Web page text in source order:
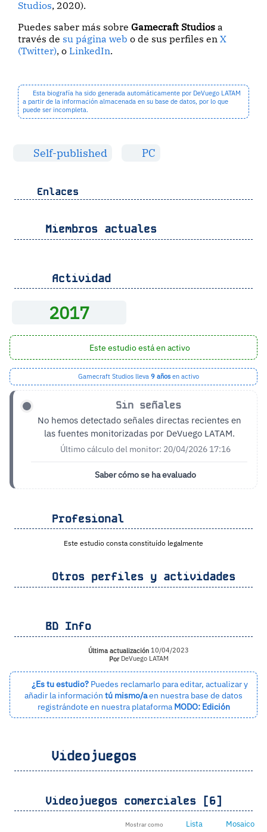
Studios, 2020).
Puedes saber más sobreGamecraft Studios a
través de su página web o de sus perfiles enX
(Twitter), oLinkedIn.
Esta biografía ha sido generada automáticamente por DeVuego LATAM
a partir de la información almacenada en su base de datos, por lo que
puede ser incompleta.
Self-published PC
Enlaces
Miembros actuales
Actividad
2017
Este estudio está en activo
Gamecraft Studios lleva 9 años en activo
Sin señales
No hemos detectado señales directas recientes en
las fuentes monitorizadas por DeVuego LATAM.
Último cálculo del monitor: 20/04/2026 17:16
Saber cómo se ha evaluado
Profesional
Este estudio consta constituído legalmente
Otros perfiles y actividades
BD Info
Última actualización 10/04/2023
PorDeVuego LATAM
¿Es tu estudio? Puedes reclamarlo para editar, actualizar y
añadir la información tú mismo/aen nuestra base de datos
registrándote en nuestra plataforma MODO: Edición
Videojuegos
Videojuegos comerciales [6]
Mostrar como Lista Mosaico